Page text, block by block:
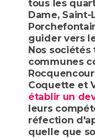
tous les
Dame, Saint-
guider vers
Nos
communes
Coquette et
établir un
leurs
réfection
quelle que